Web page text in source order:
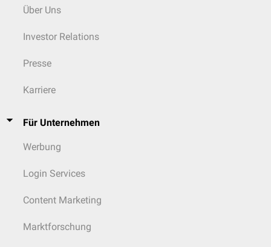
Über Uns
Investor Relations
Presse
Karriere
Für Unternehmen
Werbung
Login Services
Content Marketing
Marktforschung